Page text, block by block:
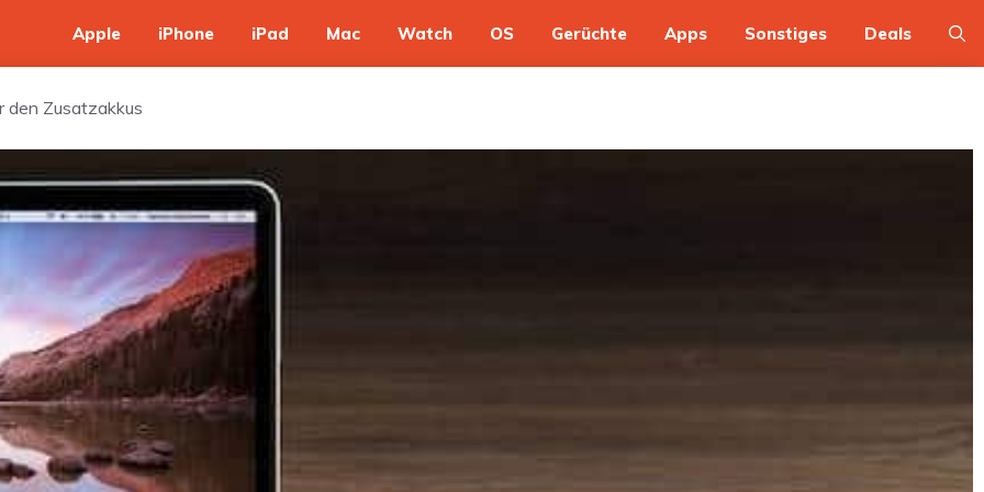
Apple iPhone iPad Mac Watch OS Gerüchte Apps Sonstiges Deals
den Zusatzakkus